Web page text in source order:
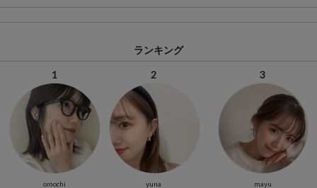
ランキング
1
omochi
2
yuna
3
mayu